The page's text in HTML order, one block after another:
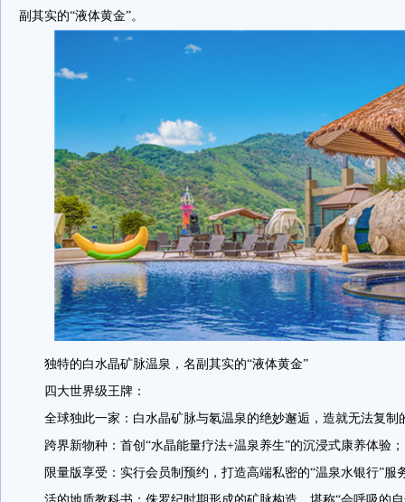
副其实的“液体黄金”。
独特的白水晶矿脉温泉，名副其实的“液体黄金”
四大世界级王牌：
全球独此一家：白水晶矿脉与氡温泉的绝妙邂逅，造就无法复制
跨界新物种：首创“水晶能量疗法+温泉养生”的沉浸式康养体验；
限量版享受：实行会员制预约，打造高端私密的“温泉水银行”服